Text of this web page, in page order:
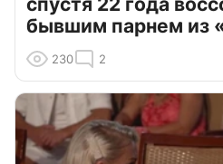
бывшим парнем из
230 2